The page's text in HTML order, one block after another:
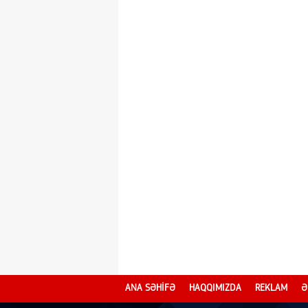
ANA SƏHİFƏ HAQQIMIZDA REKLAM